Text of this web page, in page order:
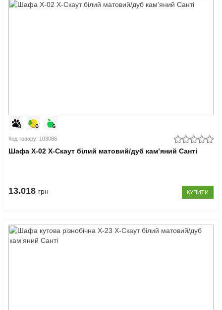
Код товару: 103086
Шафа Х-02 X-Скаут білий матовий/дуб кам’яний Санті
13.018 грн КУПИТИ